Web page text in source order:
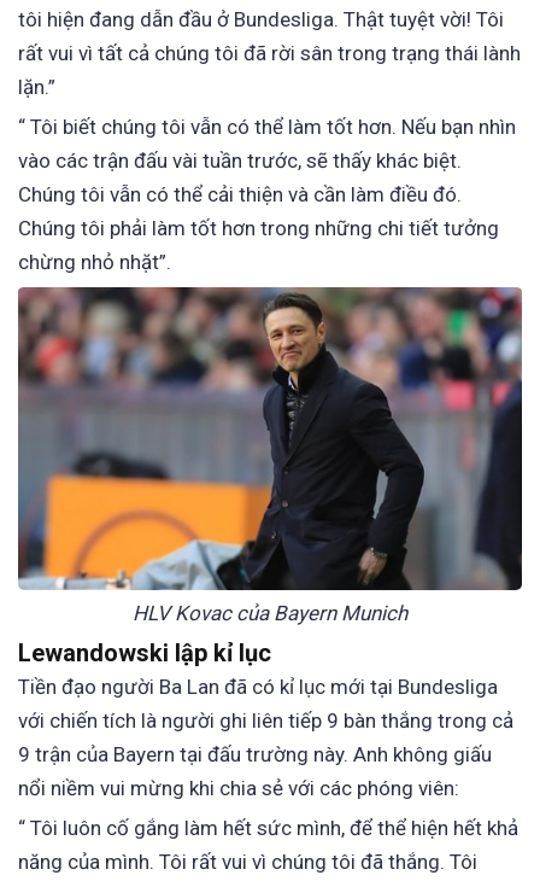
tôi hiện đang dẫn đầu ở Bundesliga. Thật tuyệt vời! Tôi
rất vui vì tất cả chúng tôi đã rời sân trong trạng thái lành
lặn.”
“ Tôi biết chúng tôi vẫn có thể làm tốt hơn. Nếu bạn nhìn
vào các trận đấu vài tuần trước, sẽ thấy khác biệt.
Chúng tôi vẫn có thể cải thiện và cần làm điều đó.
Chúng tôi phải làm tốt hơn trong những chi tiết tưởng
chừng nhỏ nhặt”.
HLV Kovac của Bayern Munich
Lewandowski lập kỉ lục
Tiền đạo người Ba Lan đã có kỉ lục mới tại Bundesliga
với chiến tích là người ghi liên tiếp 9 bàn thắng trong cả
9 trận của Bayern tại đấu trường này. Anh không giấu
nổi niềm vui mừng khi chia sẻ với các phóng viên:
“ Tôi luôn cố gắng làm hết sức mình, để thể hiện hết khả
năng của mình. Tôi rất vui vì chúng tôi đã thắng. Tôi